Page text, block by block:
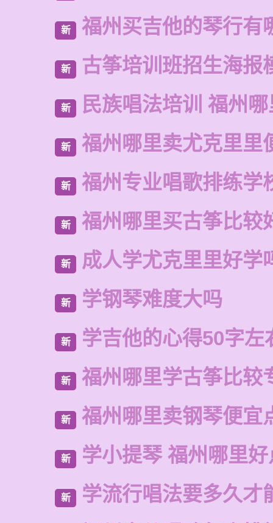
新 福州买吉他的琴行有
新 古筝培训班招生海报
新 民族唱法培训 福州
新 福州哪里卖尤克里里
新 福州专业唱歌排练学
新 福州哪里买古筝比较
新 成人学尤克里里好学
新 学钢琴难度大吗
新 学吉他的心得50字左
新 福州哪里学古筝比较
新 福州哪里卖钢琴便宜
新 学小提琴 福州哪里好
新 学流行唱法要多久才